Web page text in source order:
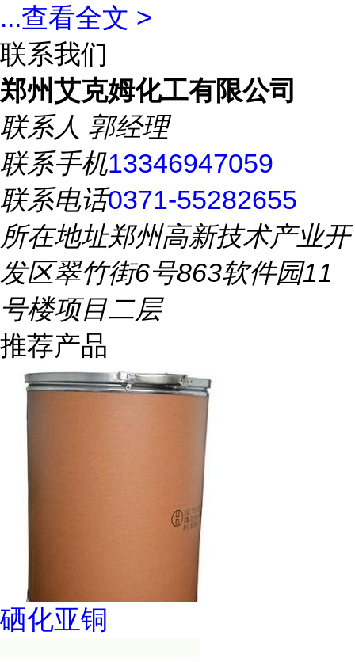
...查看全文 >
联系我们
郑州艾克姆化工有限公司
联系人 郭经理
联系手机13346947059
联系电话0371-55282655
所在地址郑州高新技术产业开
发区翠竹街6号863软件园11
号楼项目二层
推荐产品
硒化亚铜